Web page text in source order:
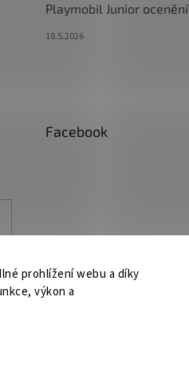
prohlížení webu a díky
výkon a
Playmobil Junior ocenění
18.5.2026
Facebook